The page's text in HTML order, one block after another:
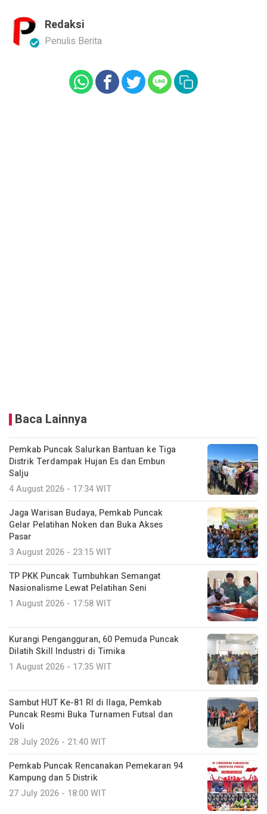
Redaksi
Penulis Berita
Baca Lainnya
Pemkab Puncak Salurkan Bantuan ke Tiga
Distrik Terdampak Hujan Es dan Embun
Salju
4 August 2026 - 17:34 WIT
Jaga Warisan Budaya, Pemkab Puncak
Gelar Pelatihan Noken dan Buka Akses
Pasar
3 August 2026 - 23:15 WIT
TP PKK Puncak Tumbuhkan Semangat
Nasionalisme Lewat Pelatihan Seni
1 August 2026 - 17:58 WIT
Kurangi Pengangguran, 60 Pemuda Puncak
Dilatih Skill Industri di Timika
1 August 2026 - 17:35 WIT
Sambut HUT Ke-81 RI di Ilaga, Pemkab
Puncak Resmi Buka Turnamen Futsal dan
Voli
28 July 2026 - 21:40 WIT
Pemkab Puncak Rencanakan Pemekaran 94
Kampung dan 5 Distrik
27 July 2026 - 18:00 WIT